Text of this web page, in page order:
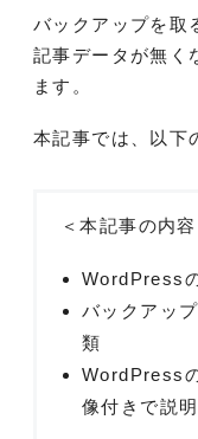
バックアップを取
記事データが無く
ます。
本記事では、以下
＜本記事の内容
WordPress
バックアッ
類
WordPress
像付きで説明